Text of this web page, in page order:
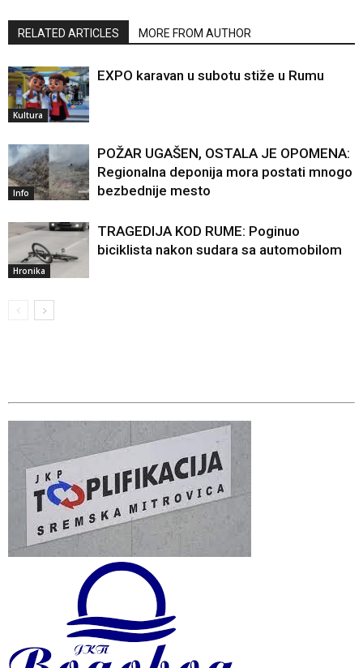
RELATED ARTICLES MORE FROM AUTHOR
Kultura
EXPO karavan u subotu stiže u Rumu
Info
POŽAR UGAŠEN, OSTALA JE OPOMENA:
Regionalna deponija mora postati mnogo
bezbednije mesto
Hronika
TRAGEDIJA KOD RUME: Poginuo
biciklista nakon sudara sa automobilom